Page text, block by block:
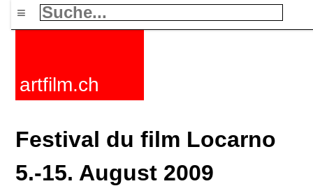
≡
artfilm.ch
Festival du film Locarno
5.-15. August 2009